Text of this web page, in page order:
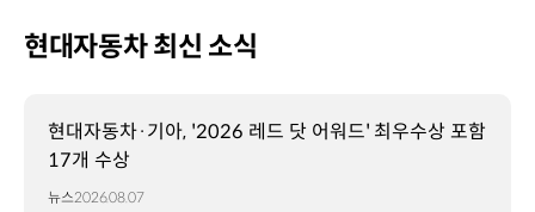
현대자동차 최신 소식
현대자동차·기아, '2026 레드 닷 어워드' 최우수상 포함
17개 수상
뉴스2026.08.07